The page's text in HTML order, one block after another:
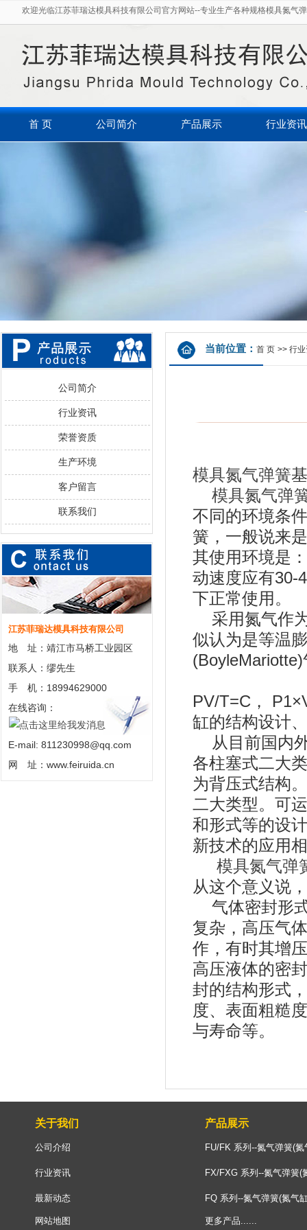
欢迎光临江苏菲瑞达模具科技有限公司官方网站--专业生产各种规格模具氮气
首 页 公司简介 产品展示 行业资讯
公司简介
行业资讯
荣誉资质
生产环境
客户留言
联系我们
江苏菲瑞达模具科技有限公司
地 址：靖江市马桥工业园区
联系人：缪先生
手 机：18994629000
在线咨询：
E-mail: 811230998@qq.com
网 址：www.feiruida.cn
当前位置： 首 页 >> 行
模具氮气弹簧
模具氮气弹
不同的环境条
簧，一般说来
其使用环境是
动速度应有30-
下正常使用。
采用氮气作
似认为是等温
PV/T=C，
缸的结构设计
从目前国内
各柱塞式二大
为背压式结构
二大类型。可
和形式等的设
新技术的应用
模具氮气弹
从这个意义说
气体密封形
复杂，高压气
作，有时其增
高压液体的密
封的结构形式
度、表面粗糙
与寿命等。
关于我们 产品展示
公司介绍 FU/FK 系列--氮气弹簧(氮
行业资讯 FX/FXG 系列--氮气弹簧(
最新动态 FQ 系列--氮气弹簧(氮气
网站地图 更多产品......